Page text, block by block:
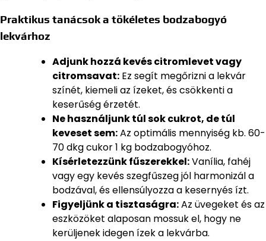
Praktikus tanácsok a tökéletes bodzabogyó
lekvárhoz
Adjunk hozzá kevés citromlevet vagy
citromsavat: Ez segít megőrizni a lekvár
színét, kiemeli az ízeket, és csökkenti a
keserűség érzetét.
Ne használjunk túl sok cukrot, de túl
keveset sem:Az optimális mennyiség kb. 60-
70 dkg cukor 1 kg bodzabogyóhoz.
Kísérletezzünk fűszerekkel:Vanília, fahéj
vagy egy kevés szegfűszeg jól harmonizál a
bodzával, és ellensúlyozza a kesernyés ízt.
Figyeljünk a tisztaságra:Az üvegeket és az
eszközöket alaposan mossuk el, hogy ne
kerüljenek idegen ízek a lekvárba.